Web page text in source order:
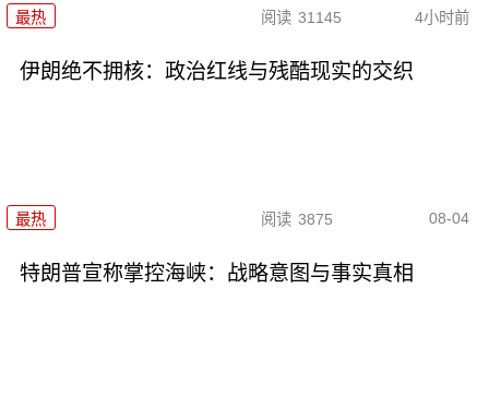
最热 阅读 31145 4小时前
伊朗绝不拥核：政治红线与残酷现实的交织
最热 阅读 3875 08-04
特朗普宣称掌控海峡：战略意图与事实真相